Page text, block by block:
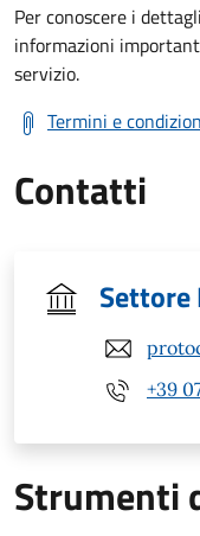
Per conoscere i
informazioni
servizio.
Termini e
Contatti
Settore
+39
Strumenti